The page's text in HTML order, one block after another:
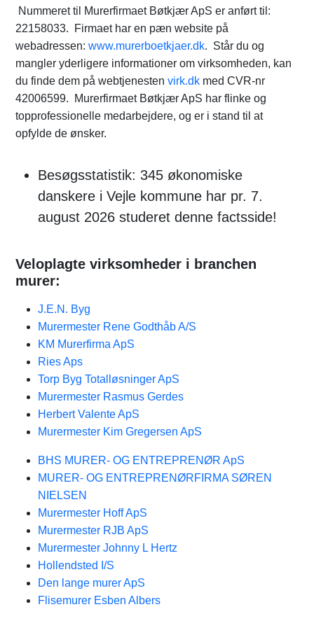
Nummeret til Murerfirmaet Bøtkjær ApS er anført til:
22158033. Firmaet har en pæn website på
webadressen: www.murerboetkjaer.dk. Står du og
mangler yderligere informationer om virksomheden, kan
du finde dem på webtjenesten virk.dk med CVR-nr
42006599. Murerfirmaet Bøtkjær ApS har flinke og
topprofessionelle medarbejdere, og er i stand til at
opfylde de ønsker.
Besøgsstatistik: 345 økonomiske
danskere i Vejle kommune har pr. 7.
august 2026 studeret denne factsside!
Veloplagte virksomheder i branchen
murer:
J.E.N. Byg
Murermester Rene Godthåb A/S
KM Murerfirma ApS
Ries Aps
Torp Byg Totalløsninger ApS
Murermester Rasmus Gerdes
Herbert Valente ApS
Murermester Kim Gregersen ApS
BHS MURER- OG ENTREPRENØR ApS
MURER- OG ENTREPRENØRFIRMA SØREN
NIELSEN
Murermester Hoff ApS
Murermester RJB ApS
Murermester Johnny L Hertz
Hollendsted I/S
Den lange murer ApS
Flisemurer Esben Albers